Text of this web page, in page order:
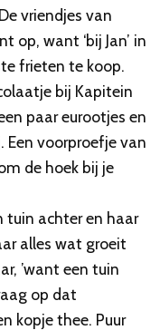
vriendjes van
op, want ‘bij Jan’ in
frieten te koop.
bij Kapitein
paar eurootjes en
Een voorproefje van
de hoek bij je
tuin achter en haar
alles wat groeit
’want een tuin
op dat
kopje thee. Puur